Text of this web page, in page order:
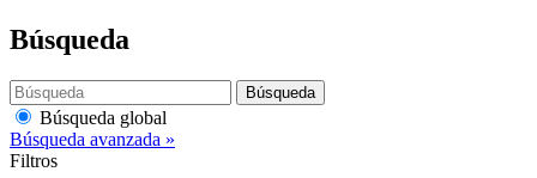
Búsqueda
Búsqueda
Búsqueda global
Búsqueda avanzada »
Filtros